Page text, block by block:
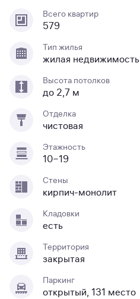
Всего квартир
579
Тип жилья
жилая недвижимость
Высота потолков
до 2,7 м
Отделка
чистовая
Этажность
10−19
Стены
кирпич-монолит
Кладовки
есть
Территория
закрытая
Паркинг
открытый, 131 место